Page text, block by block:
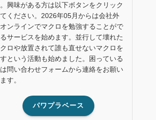
興味がある方は以下ボタンをクリック
てください。2026年05月からは会社外
ンラインでマクロを勉強することがで
サービスを始めます。並行して壊れた
ロや放置されて誰も直せないマクロを
という活動も始めました。困っている
問い合わせフォームから連絡をお願い
す。
パワプラベース